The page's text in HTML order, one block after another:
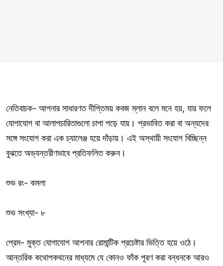
নেতিবাচক- আপনার সাধারণত দীপ্তিময় কবজ ম্লান বলে মনে হয়, যার ফলে
যোগাযোগ বা আলাপচারিতাগুলো চাপা পড়ে যায়। প্রভাবিত করা বা অন্যদের
সঙ্গে সংযোগ করা এক চ্যালেঞ্জ হয়ে দাঁড়ায়। এই অস্থায়ী সংযোগ বিচ্ছিন্ন
বুঝতে অভ্যন্তরীণভাবে প্রতিফলিত করুন।
শুভ রং- কমলা
শুভ সংখ্যা- ৮
প্রেম- মুক্ত যোগাযোগ আপনার রোমান্টিক প্রচেষ্টার ভিত্তি হয়ে ওঠে।
আন্তরিক কথোপকথনের মাধ্যমে যে কোনও ফাঁক পূরণ করা বন্ধনকে আরও